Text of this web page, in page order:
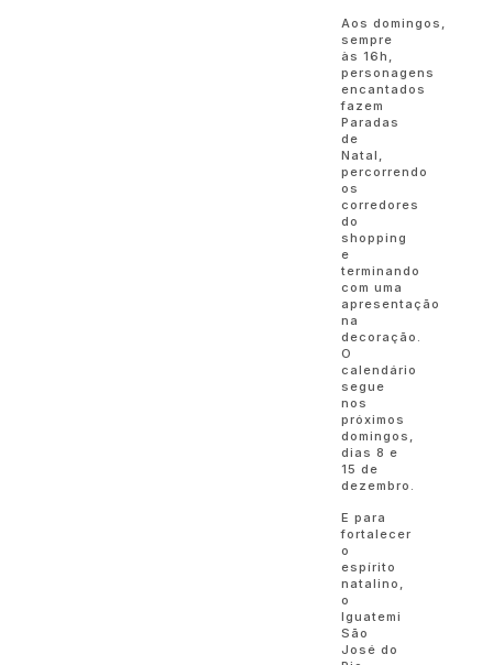
Aos domingos,
sempre
às 16h,
personagens
encantados
fazem
Paradas
de
Natal,
percorrendo
os
corredores
do
shopping
e
terminando
com uma
apresentação
na
decoração.
O
calendário
segue
nos
próximos
domingos,
dias 8 e
15 de
dezembro.
E para
fortalecer
o
espírito
natalino,
o
Iguatemi
São
José do